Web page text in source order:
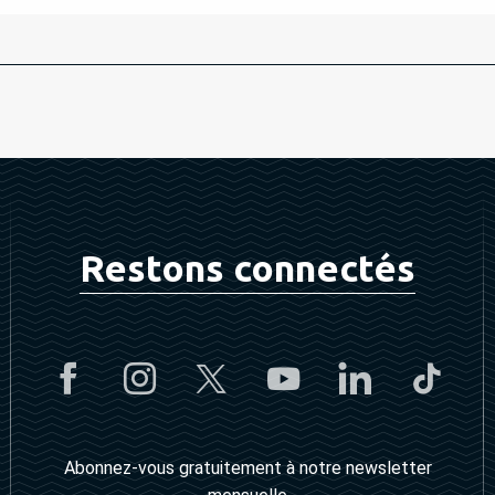
Restons connectés
Abonnez-vous gratuitement à notre newsletter